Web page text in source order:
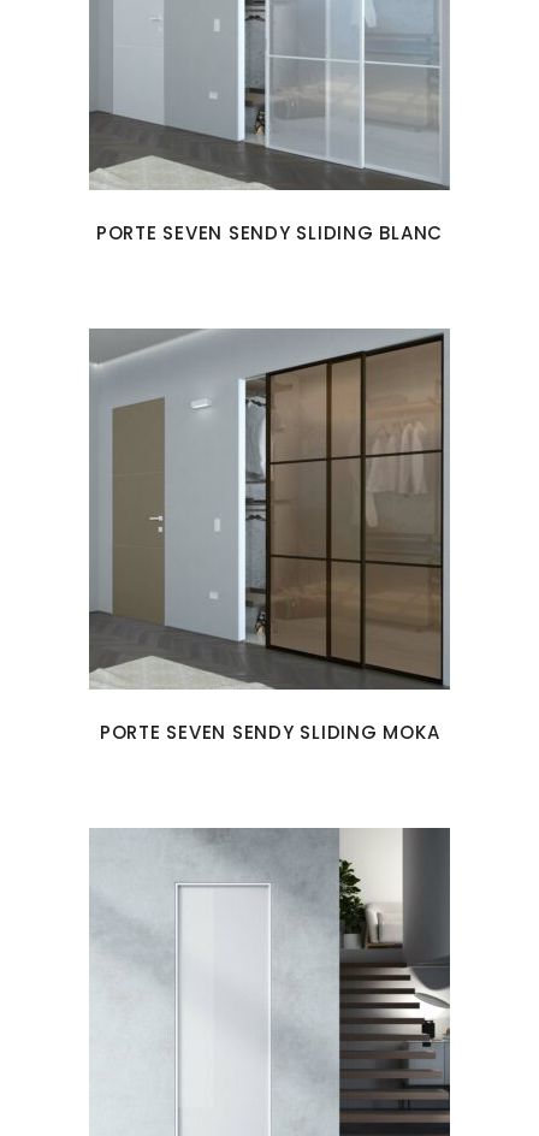
PORTE SEVEN SENDY SLIDING BLANC
PORTE SEVEN SENDY SLIDING MOKA